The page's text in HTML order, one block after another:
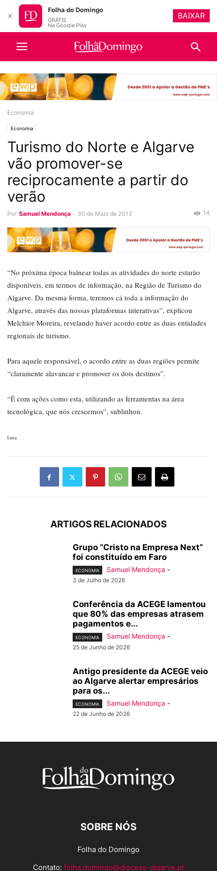
Economia
Economia
Turismo do Norte e Algarve
vão promover-se
reciprocamente a partir do
verão
Por Samuel Mendonça - 30 de Maio de 2013 14
“No próxima época balnear todas as atividades do norte estarão
disponíveis, em termos de informação, na Região de Turismo do
Algarve. Da mesma forma, teremos cá toda a informação do
Algarve, através das nossas plataformas interativas”, explicou
Melchior Moreira, revelando haver acordo entre as duas entidades
regionais de turismo.
Para aquele responsável, o acordo entre as duas regiões permite
“claramente alavancar e promover os dois destinos”.
“É com ações como esta, utilizando as ferramentas na área
tecnológica, que nós crescemos”, sublinhou.
Lusa
ARTIGOS RELACIONADOS
Grupo “Cristo na Empresa Next”
foi constituído em Faro
ECONOMIA Samuel Mendonça -
3 de Julho de 2026
Conferência da ACEGE lamentou
que 80% das empresas atrasem
pagamentos e...
ECONOMIA Samuel Mendonça -
25 de Junho de 2026
Antigo presidente da ACEGE veio
ao Algarve alertar empresários
para os...
ECONOMIA Samuel Mendonça -
22 de Junho de 2026
SOBRE NÓS
Folha do Domingo
Contato: folha.domingo@diocese-algarve.pt
✕
Folha do Domingo
GRÁTIS
Na Google Play
BAIXAR